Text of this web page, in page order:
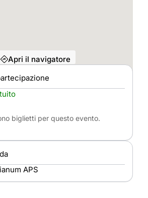
Apri il navigatore
biglietti per questo evento.
APS